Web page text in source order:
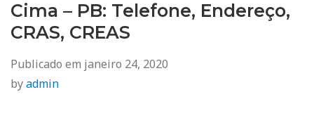
Cima – PB: Telefone, Endereço,
CRAS, CREAS
Publicado em janeiro 24, 2020
byadmin